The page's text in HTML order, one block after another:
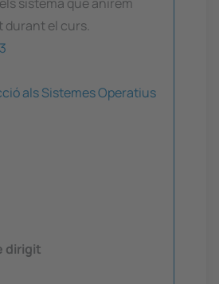
durant el curs.
3
als Sistemes Operatius
dirigit